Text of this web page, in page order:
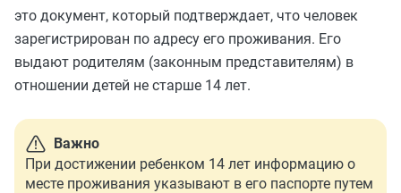
это документ, который подтверждает, что человек
зарегистрирован по адресу его проживания. Его
выдают родителям (законным представителям) в
отношении детей не старше 14 лет.
Важно
При достижении ребенком 14 лет информацию о
месте проживания указывают в его паспорте путем